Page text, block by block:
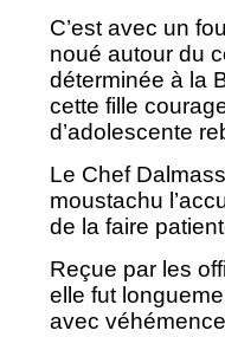
C’est avec un
noué autour du
déterminée à la
cette fille
d’adolescente
Le Chef
moustachu
de la faire
Reçue par les
elle fut
avec